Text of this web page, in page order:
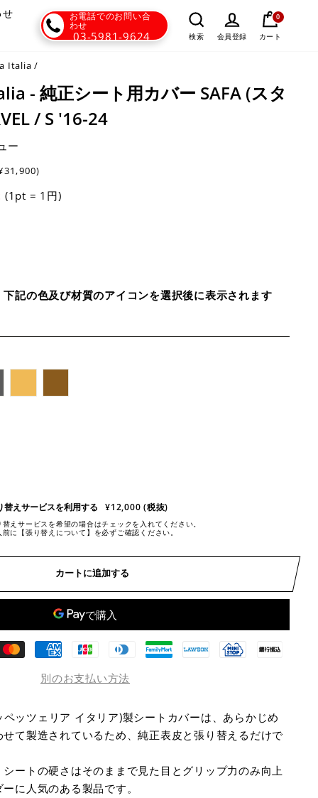
お電話でのお問い合
わせ
03-5981-9624 検索 会員登録 カート
0
Italia /
- 純正シート用カバー SAFA (スタ
/ S '16-24
ー
(1pt = 1円)
記の色及び材質のアイコンを選択後に表示されます
替えサービスを利用する ¥12,000 (税抜)
替えサービスを希望の場合はチェックを入れてください。
前に【張り替えについて】を必ずご確認ください。
カートに追加する
別のお支払い方法
ッツェリア イタリア)製シートカバーは、あらかじめ
て製造されているため、純正表皮と張り替えるだけで
ートの硬さはそのままで見た目とグリップ力のみ向上
に人気のある製品です。